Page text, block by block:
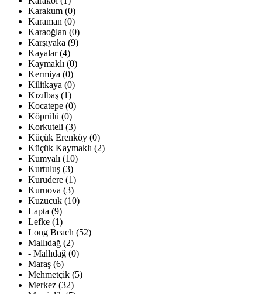
Karakum (0)
Karaman (0)
Karaoğlan (0)
Karşıyaka (9)
Kayalar (4)
Kaymaklı (0)
Kermiya (0)
Kilitkaya (0)
Kızılbaş (1)
Kocatepe (0)
Köprülü (0)
Korkuteli (3)
Küçük Erenköy (0)
Küçük Kaymaklı (2)
Kumyalı (10)
Kurtuluş (3)
Kurudere (1)
Kuruova (3)
Kuzucuk (10)
Lapta (9)
Lefke (1)
Long Beach (52)
Mallıdağ (2)
- Mallıdağ (0)
Maraş (6)
Mehmetçik (5)
Merkez (32)